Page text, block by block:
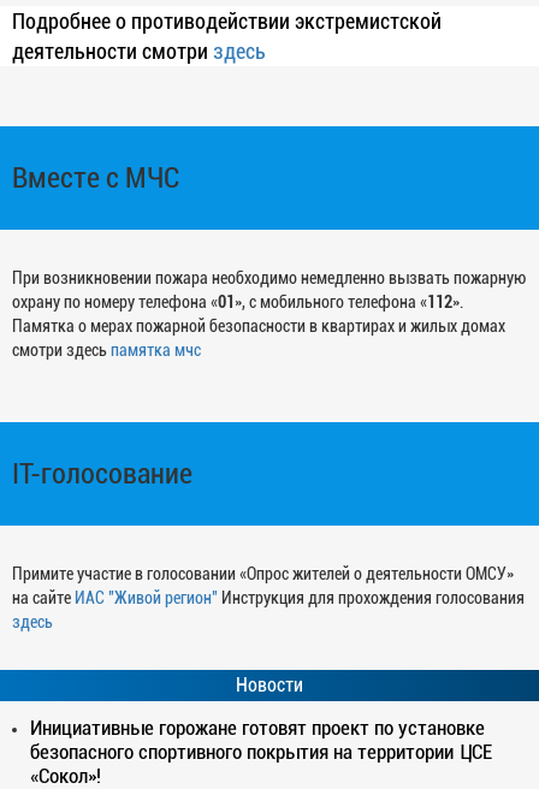
Подробнее о противодействии экстремистской
деятельности смотри здесь
Вместе с МЧС
При возникновении пожара необходимо немедленно вызвать пожарную
охрану по номеру телефона «01 », с мобильного телефона «112».
Памятка о мерах пожарной безопасности в квартирах и жилых домах
смотри здесьпамятка мчс
IT-голосование
Примите участие в голосовании «Опрос жителей о деятельности ОМСУ»
на сайте ИАС "Живой регион" Инструкция для прохождения голосования
здесь
Новости
Инициативные горожане готовят проект по установке
безопасного спортивного покрытия на территории ЦСЕ
«Сокол»!